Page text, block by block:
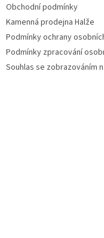
Obchodní podmínky
Kamenná prodejna Halže
Podmínky ochrany
Podmínky zpracování
Souhlas se zobrazováním